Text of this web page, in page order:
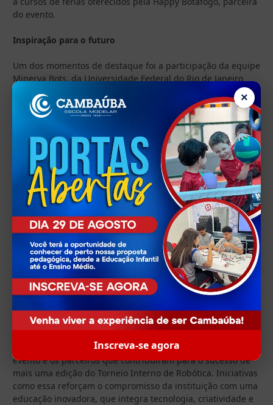
do evento.
Inspiração para o futuro
Um dos momentos de destaque foi a participação da equipe
Minerva Bots, da Universidade Federal do Rio de Janeiro
(UFRJ), que apresentou projetos desenvolvidos em nível
universitário e compartilhou com os estudantes diferentes
possibilidades de atuação nas áreas de robótica,
engenharia, tecnologia e pesquisa científica.
O encontro aproximou os alunos da realidade acadêmica e
mostrou como os conhecimentos desenvolvidos desde a
Educação Básica podem abrir caminhos para carreiras
ligadas à inovação e à tecnologia.
Reconhecimento aos participantes
O encerramento do torneio foi marcado pela cerimônia de
entrega de medalhas e certificados aos competidores,
reconhecendo o empenho, a dedicação e o espírito de
superação demonstrados ao longo das atividades. Os
estudantes também receberam brindes especiais
oferecidos pelo IBEU, parceiro da Escola.
que aceitaram o desafio, as famílias que prestigiaram o
evento e os parceiros que contribuíram para o sucesso de
mais uma edição do Torneio Interno de Robótica. Iniciativas
como essa reforçam o compromisso da instituição com uma
educação inovadora, que integra tecnologia, criatividade e
×
Inscreva-se agora